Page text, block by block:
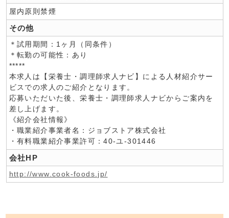
屋内原則禁煙
その他
＊試用期間：1ヶ月（同条件）
＊転勤の可能性：あり
*****
本求人は【栄養士・調理師求人ナビ】による人材紹介サー
ビスでの求人のご紹介となります。
応募いただいた後、栄養士・調理師求人ナビからご案内を
差し上げます。
《紹介会社情報》
・職業紹介事業者名：ジョブストア株式会社
・有料職業紹介事業許可：40-ユ-301446
会社HP
http://www.cook-foods.jp/